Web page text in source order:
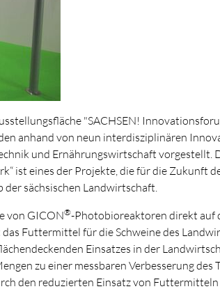
"SACHSEN!
anhand von neun interdisziplinären
und Ernährungswirtschaft vorgestellt.
ist eines der Projekte, die für die Zukunft
sächsischen Landwirtschaft.
von GICON®-Photobioreaktoren direkt auf
Futtermittel für die Schweine des
Einsatzes in der
zu einer messbaren Verbesserung
den reduzierten Einsatz von